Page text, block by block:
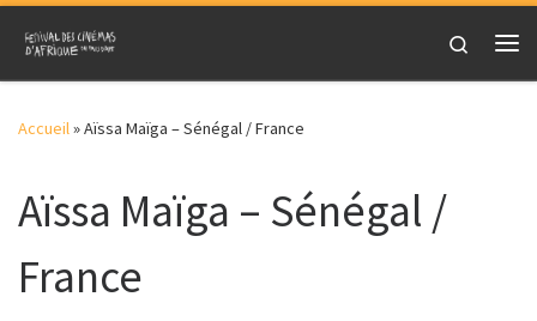
Skip to content
Search
Accueil»Aïssa Maïga – Sénégal / France
Aïssa Maïga – Sénégal /
France